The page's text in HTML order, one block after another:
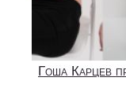
Гоша Карцев